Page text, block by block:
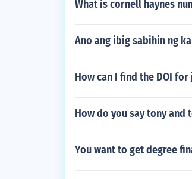
What is cornell haynes
Ano ang ibig sabihin ng
How can I find the DOI
How do you say tony and
You want to get degree